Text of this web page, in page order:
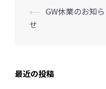
投
稿
ゲ
⟵ GW休業のお知ら
せ
最近の投稿